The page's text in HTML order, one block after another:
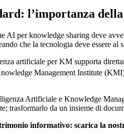
l’importanza
AI per knowledge sharing deve
che la tecnologia deve essere al
artificiale per KM supporta
Management Institute
Artificiale e Knowledge
trasformarlo da un insieme di
informativo: scarica la